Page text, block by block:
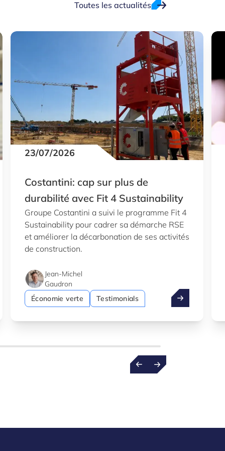
Toutes les actualités
du LIH reçoit une bourse ERC de 1,5 M EUR
23/07/2026
Costantini: cap sur plus de
durabilité avec Fit 4 Sustainability
Groupe Costantini a suivi le programme Fit 4
Sustainability pour cadrer sa démarche RSE
et améliorer la décarbonation de ses activités
de construction.
Jean-Michel
Gaudron
Économie verte
Testimonials Costantini: